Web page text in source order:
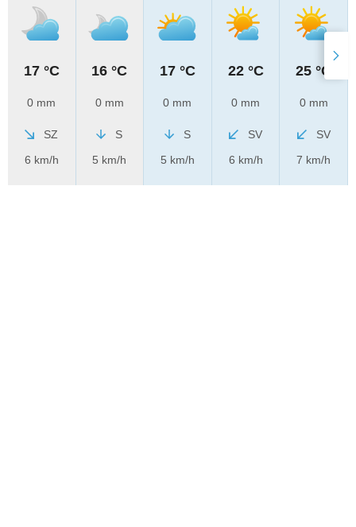
17 °C
0 mm
SZ
6 km/h
16 °C
0 mm
S
5 km/h
17 °C
0 mm
S
5 km/h
22 °C
0 mm
SV
6 km/h
25 °C
0 mm
SV
7 km/h